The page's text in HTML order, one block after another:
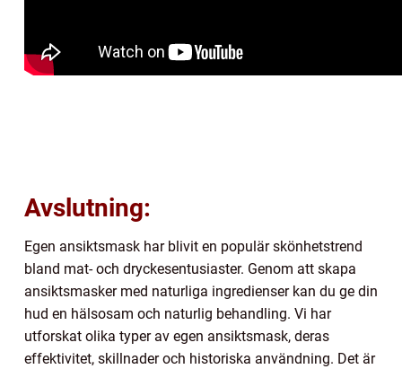
Avslutning:
Egen ansiktsmask har blivit en populär skönhetstrend
bland mat- och dryckesentusiaster. Genom att skapa
ansiktsmasker med naturliga ingredienser kan du ge din
hud en hälsosam och naturlig behandling. Vi har
utforskat olika typer av egen ansiktsmask, deras
effektivitet, skillnader och historiska användning. Det är